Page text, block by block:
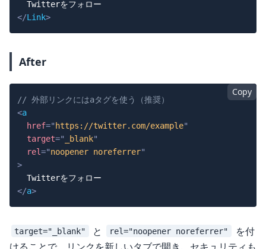
</Link>
After
Copy
// 外部リンクにはaタグを使う（推奨）
<a
href=" https://twitter.com/example"
target=" _blank"
rel="noopener noreferrer"
>
</a>
target="_blank" と rel="noopener noreferrer"
を付